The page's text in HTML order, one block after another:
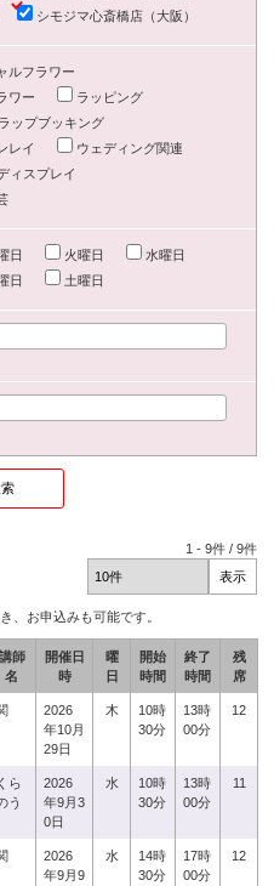
シモジマ心斎橋店（大阪）
ルフラワー
ワー
ラッピング
ップブッキング
レイ
ウェディング関連
ィスプレイ
日 火曜日
水曜日
日 土曜日
1 -9件 /9件
、お申込みも可能です。
講師
名
開催日
時
曜
日
開始
時間
終了
時間
残
席
2026
年10月
29日
木
10時
30分
13時
00分
12
くら
う
2026
年9月3
0日
水
10時
30分
13時
00分
11
2026
年9月9
水
14時
30分
17時
00分
12